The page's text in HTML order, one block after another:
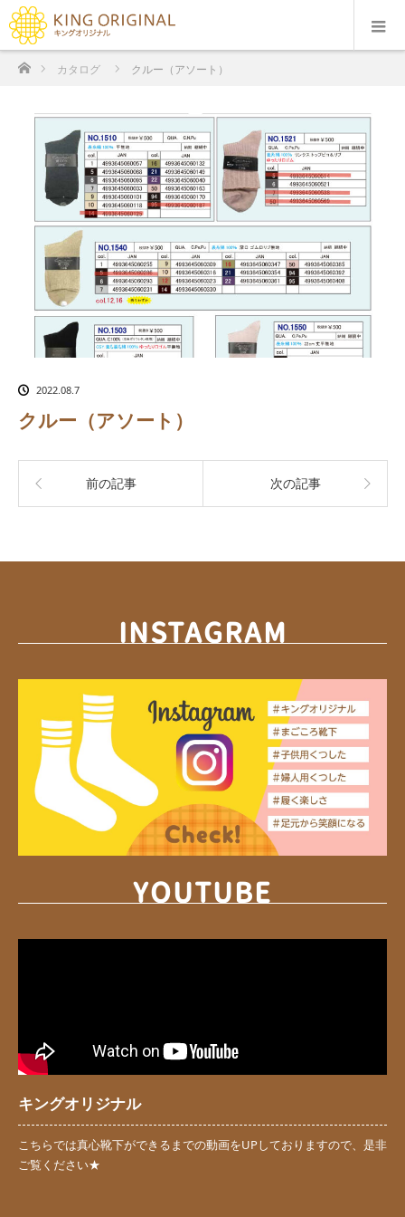
ホームカタログ クルー（アソート）
2022.08.7
クルー（アソート）
前の記事 次の記事
INSTAGRAM
YOUTUBE
キングオリジナル
こちらでは真心靴下ができるまでの動画をUPしておりますので、是非
ご覧ください★